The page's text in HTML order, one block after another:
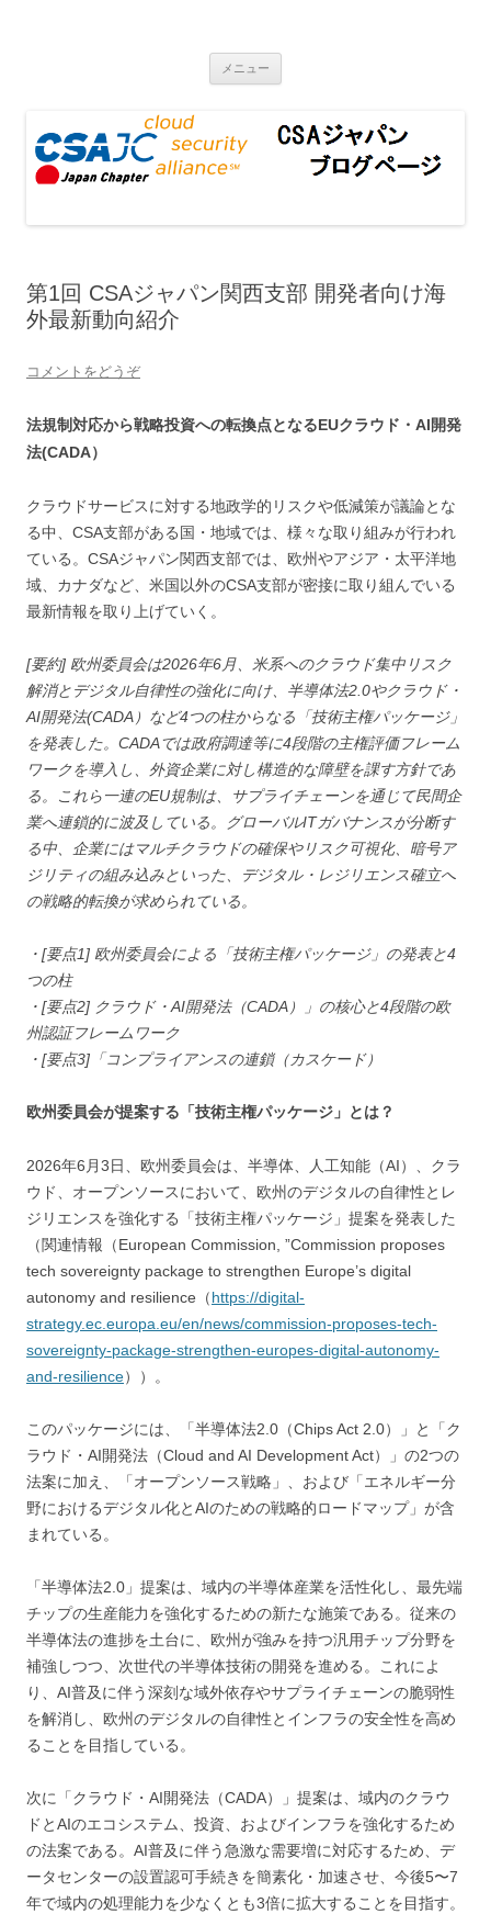
メニュー
第1回 CSAジャパン関西支部 開発者向け海
外最新動向紹介
コメントをどうぞ
法規制対応から戦略投資への転換点となるEUクラウド・AI開発
法(CADA）
クラウドサービスに対する地政学的リスクや低減策が議論とな
る中、CSA支部がある国・地域では、様々な取り組みが行われ
ている。CSAジャパン関西支部では、欧州やアジア・太平洋地
域、カナダなど、米国以外のCSA支部が密接に取り組んでいる
最新情報を取り上げていく。
[要約] 欧州委員会は2026年6月、米系へのクラウド集中リスク
解消とデジタル自律性の強化に向け、半導体法2.0やクラウド・
AI開発法(CADA）など4つの柱からなる「技術主権パッケージ」
を発表した。CADAでは政府調達等に4段階の主権評価フレーム
ワークを導入し、外資企業に対し構造的な障壁を課す方針であ
る。これら一連のEU規制は、サプライチェーンを通じて民間企
業へ連鎖的に波及している。グローバルITガバナンスが分断す
る中、企業にはマルチクラウドの確保やリスク可視化、暗号ア
ジリティの組み込みといった、デジタル・レジリエンス確立へ
の戦略的転換が求められている。
・[要点1] 欧州委員会による「技術主権パッケージ」の発表と4
つの柱
・[要点2] クラウド・AI開発法（CADA）」の核心と4段階の欧
州認証フレームワーク
・[要点3]「コンプライアンスの連鎖（カスケード）
欧州委員会が提案する「技術主権パッケージ」とは？
2026年6月3日、欧州委員会は、半導体、人工知能（AI）、クラ
ウド、オープンソースにおいて、欧州のデジタルの自律性とレ
ジリエンスを強化する「技術主権パッケージ」提案を発表した
（関連情報（European Commission, ”Commission proposes
tech sovereignty package to strengthen Europe’s digital
autonomy and resilience（https://digital-
strategy.ec.europa.eu/en/news/commission-proposes-tech-
sovereignty-package-strengthen-europes-digital-autonomy-
and-resilience））。
このパッケージには、「半導体法2.0（Chips Act 2.0）」と「ク
ラウド・AI開発法（Cloud and AI Development Act）」の2つの
法案に加え、「オープンソース戦略」、および「エネルギー分
野におけるデジタル化とAIのための戦略的ロードマップ」が含
まれている。
「半導体法2.0」提案は、域内の半導体産業を活性化し、最先端
チップの生産能力を強化するための新たな施策である。従来の
半導体法の進捗を土台に、欧州が強みを持つ汎用チップ分野を
補強しつつ、次世代の半導体技術の開発を進める。これによ
り、AI普及に伴う深刻な域外依存やサプライチェーンの脆弱性
を解消し、欧州のデジタルの自律性とインフラの安全性を高め
ることを目指している。
次に「クラウド・AI開発法（CADA）」提案は、域内のクラウ
ドとAIのエコシステム、投資、およびインフラを強化するため
の法案である。AI普及に伴う急激な需要増に対応するため、デ
ータセンターの設置認可手続きを簡素化・加速させ、今後5〜7
年で域内の処理能力を少なくとも3倍に拡大することを目指す。